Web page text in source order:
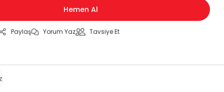
Hemen Al
Paylaş Yorum Yaz Tavsiye Et